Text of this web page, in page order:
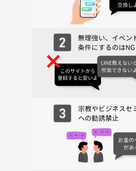
-言語交換の相手を探している方 など
❓参加する理由：
-駅近で千駄木駅から徒歩3です。
-サクラカフェ日暮里：異国情緒あふれるユ
併設のホテルには、年間約3万人、世界約
くるため、様々な言語が飛び交っています。
・禁止事項 : ネットワークビジネス、宗教
支援、教材販売などの勧誘をされている方
・他の参加者に不快感を与える様な行為全
からさまに男女の出会いを目的としたアプ
パーティーでは禁止です。